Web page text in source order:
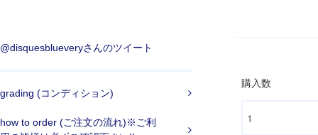
@disquesblueveryさんのツイート
grading (コンディション)
how to order (ご注文の流れ)※ご利
購入数